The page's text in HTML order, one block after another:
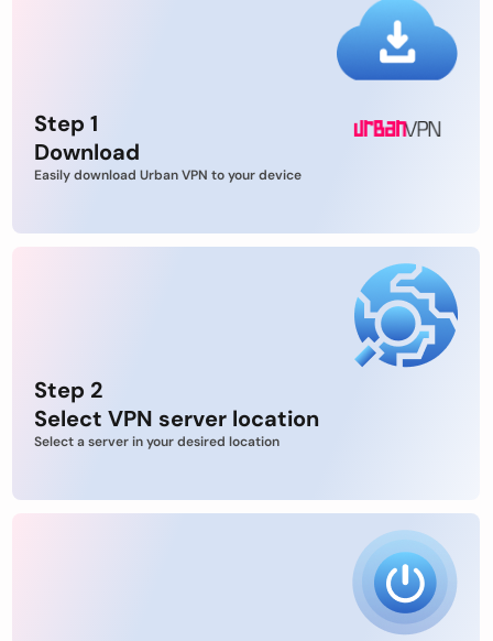
Step 1
Download
Easily download Urban VPN to your device
Step 2
Select VPN server location
Select a server in your desired location